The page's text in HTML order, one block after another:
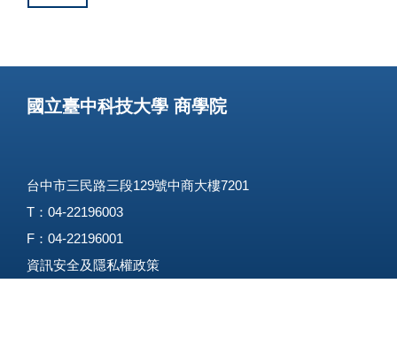
國立臺中科技大學 商學院
台中市三民路三段129號中商大樓7201
T：04-22196003
F：04-22196001
資訊安全及隱私權政策